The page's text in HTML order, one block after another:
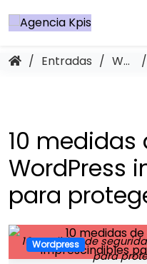
al
/ Entradas / Wordpress /
10
WordPress
para
10 medidas de
para
Wordpress